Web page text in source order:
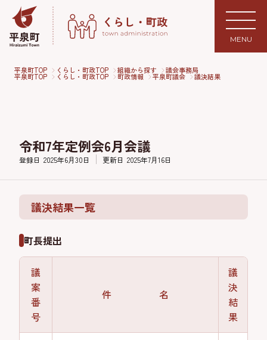
MENU
平泉町TOP くらし・町政TOP 組織から探す 議会事務局
平泉町TOP くらし・町政TOP 町政情報 平泉町議会 議決結果
令和7年定例会6月会議
登録日 2025年6月30日 更新日 2025年7月16日
議決結果一覧
町長提出
議
案
番
号
件 名
議
決
結
果